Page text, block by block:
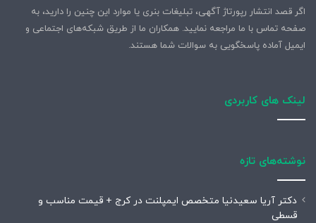
اگر قصد انتشار رپورتاژ آگهی، تبلیغات بنری یا موارد این چنین را دارید، به
صفحه تماس با ما مراجعه نمایید. همکاران ما از طریق شبکه‌های اجتماعی و
ایمیل آماده پاسخگویی به سوالات شما هستند.
لینک های کاربردی
نوشته‌های تازه
دکتر آریا سعیدنیا متخصص ایمپلنت در کرج + قیمت مناسب و
قسطی